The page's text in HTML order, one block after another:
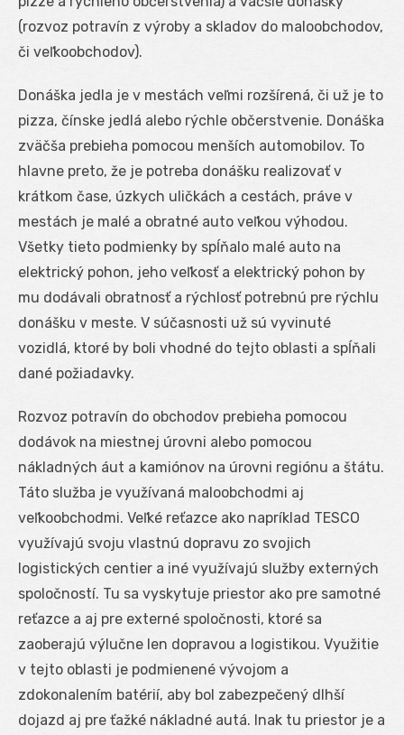
(rozvoz potravín z výroby a skladov do maloobchodov,
či veľkoobchodov).
Donáška jedla je v mestách veľmi rozšírená, či už je to
pizza, čínske jedlá alebo rýchle občerstvenie. Donáška
zväčša prebieha pomocou menších automobilov. To
hlavne preto, že je potreba donášku realizovať v
krátkom čase, úzkych uličkách a cestách, práve v
mestách je malé a obratné auto veľkou výhodou.
Všetky tieto podmienky by spĺňalo malé auto na
elektrický pohon, jeho veľkosť a elektrický pohon by
mu dodávali obratnosť a rýchlosť potrebnú pre rýchlu
donášku v meste. V súčasnosti už sú vyvinuté
vozidlá, ktoré by boli vhodné do tejto oblasti a spĺňali
dané požiadavky.
Rozvoz potravín do obchodov prebieha pomocou
dodávok na miestnej úrovni alebo pomocou
nákladných áut a kamiónov na úrovni regiónu a štátu.
Táto služba je využívaná maloobchodmi aj
veľkoobchodmi. Veľké reťazce ako napríklad TESCO
využívajú svoju vlastnú dopravu zo svojich
logistických centier a iné využívajú služby externých
spoločností. Tu sa vyskytuje priestor ako pre samotné
reťazce a aj pre externé spoločnosti, ktoré sa
zaoberajú výlučne len dopravou a logistikou. Využitie
v tejto oblasti je podmienené vývojom a
zdokonalením batérií, aby bol zabezpečený dlhší
dojazd aj pre ťažké nákladné autá. Inak tu priestor je a